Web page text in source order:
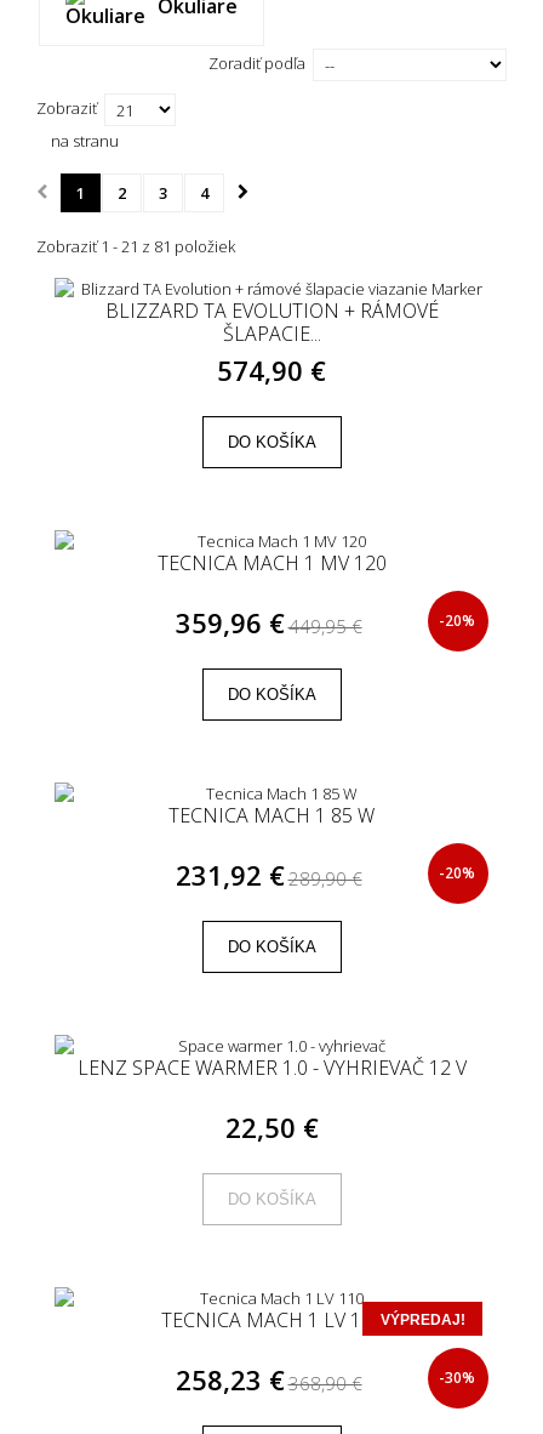
156 cm(3)
120 cm(1)
130 cm
140 cm(3)
Okuliare
Zoradiť podľa
Zobraziť
na stranu
1 2 3 4
Zobraziť 1 - 21 z 81 položiek
BLIZZARD TA EVOLUTION + RÁMOVÉ
ŠLAPACIE...
574,90 €
DO KOŠÍKA
TECNICA MACH 1 MV 120
359,96 €449,95 € -20%
DO KOŠÍKA
TECNICA MACH 1 85 W
231,92 €289,90 € -20%
DO KOŠÍKA
LENZ SPACE WARMER 1.0 - VYHRIEVAČ 12 V
22,50 €
DO KOŠÍKA
VÝPREDAJ!
TECNICA MACH 1 LV 110
258,23 €368,90 € -30%